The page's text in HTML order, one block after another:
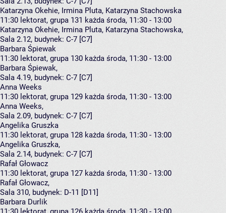
Katarzyna Okehie, Irmina Pluta, Katarzyna Stachowska
11:30 lektorat, grupa 131 każda środa, 11:30 - 13:00
Katarzyna Okehie, Irmina Pluta, Katarzyna Stachowska,
Sala 2.12, budynek: C-7 [C7]
Barbara Śpiewak
11:30 lektorat, grupa 130 każda środa, 11:30 - 13:00
Barbara Śpiewak,
Sala 4.19, budynek: C-7 [C7]
Anna Weeks
11:30 lektorat, grupa 129 każda środa, 11:30 - 13:00
Anna Weeks,
Sala 2.09, budynek: C-7 [C7]
Angelika Gruszka
11:30 lektorat, grupa 128 każda środa, 11:30 - 13:00
Angelika Gruszka,
Sala 2.14, budynek: C-7 [C7]
Rafał Głowacz
11:30 lektorat, grupa 127 każda środa, 11:30 - 13:00
Rafał Głowacz,
Sala 310, budynek: D-11 [D11]
Barbara Durlik